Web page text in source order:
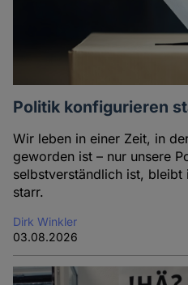
Politik konfigurieren
Wir leben in einer Zeit, in
geworden ist – nur unsere
selbstverständlich ist, bleibt
starr.
Dirk Winkler
03.08.2026